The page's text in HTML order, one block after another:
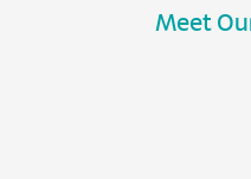
Meet